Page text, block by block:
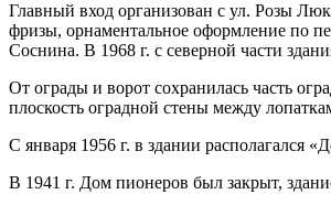
Главный вход организован с ул. Розы
фризы, орнаментальное оформление по
Соснина. В 1968 г. с северной части
От ограды и ворот сохранилась часть
плоскость оградной стены между
С января 1956 г. в здании располагался
В 1941 г. Дом пионеров был закрыт,